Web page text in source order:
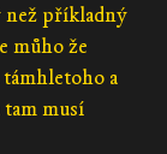
než příkladný
můho že
a
musí